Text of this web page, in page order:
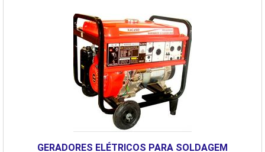
GERADORES ELÉTRICOS PARA SOLDAGEM